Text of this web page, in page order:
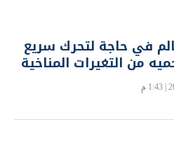
في حاجة لتحرك سريع
من التغیرات المناخیة